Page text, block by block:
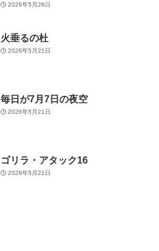
2026年5月26日
火垂るの杜
2026年5月21日
毎日が7月7日の夜空
2026年5月21日
ゴリラ・アタック16
2026年5月21日